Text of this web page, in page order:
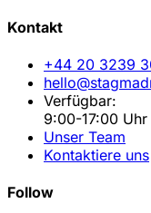
Kontakt
+44 20 3239
Verfügbar:
9:00-17:00
Unser Team
Kontaktiere uns
Follow